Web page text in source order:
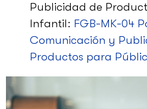
Publicidad de
Infantil: FGB-MK-04
Comunicación y
Productos para